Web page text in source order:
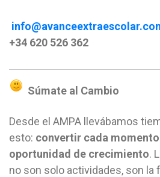
+34 620 526 362
Súmate al Cambio
Desde el AMPA llevábamos
esto: convertir cada
oportunidad de crecimiento.
no son solo actividades, son la